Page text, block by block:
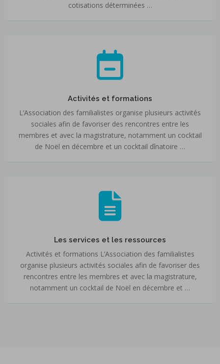
cotisations déterminées …
Activités et formations
L’Association des familialistes organise plusieurs activités
sociales afin de favoriser des rencontres entre les
membres et avec la magistrature, notamment un cocktail
de Noël en décembre et un cocktail dînatoire …
Les services et les ressources
Activités et formations L’Association des familialistes
organise plusieurs activités sociales afin de favoriser des
rencontres entre les membres et avec la magistrature,
notamment un cocktail de Noël en décembre et …